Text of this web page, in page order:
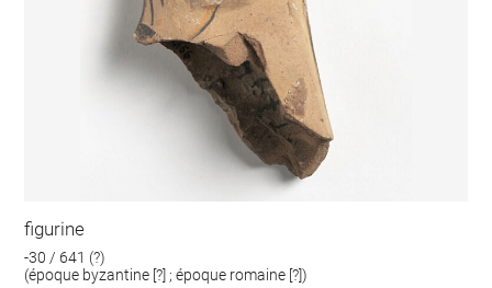
figurine
-30 / 641 (?)
(époque byzantine [?] ; époque romaine [?])